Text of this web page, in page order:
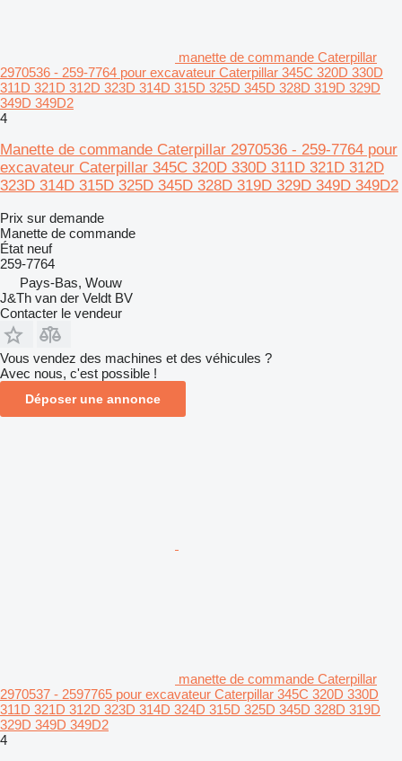
manette de commande Caterpillar
2970536 - 259-7764 pour excavateur Caterpillar 345C 320D 330D
311D 321D 312D 323D 314D 315D 325D 345D 328D 319D 329D
349D 349D2
4
Manette de commande Caterpillar 2970536 - 259-7764 pour
excavateur Caterpillar 345C 320D 330D 311D 321D 312D
323D 314D 315D 325D 345D 328D 319D 329D 349D 349D2
Prix sur demande
Manette de commande
État neuf
259-7764
Pays-Bas, Wouw
J&Th van der Veldt BV
Contacter le vendeur
Vous vendez des machines et des véhicules ?
Avec nous, c'est possible !
Déposer une annonce
manette de commande Caterpillar
2970537 - 2597765 pour excavateur Caterpillar 345C 320D 330D
311D 321D 312D 323D 314D 324D 315D 325D 345D 328D 319D
329D 349D 349D2
4